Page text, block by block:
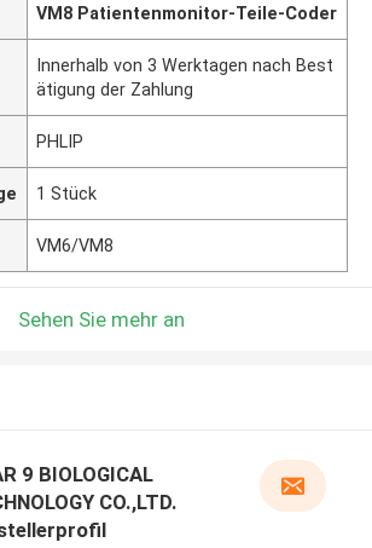
VM8 Patientenmonitor-Teile-Coder
Innerhalb von 3 Werktagen nach Best
ätigung der Zahlung
PHLIP
1 Stück
VM6/VM8
Sehen Sie mehr an
9 BIOLOGICAL
CO.,LTD.